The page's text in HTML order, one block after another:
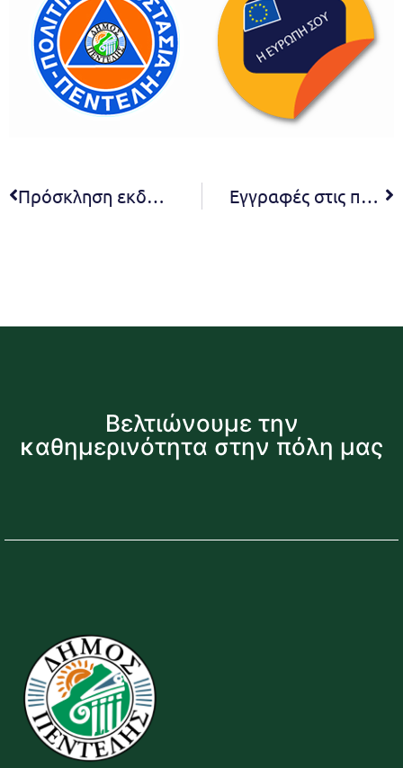
Πρόσκληση εκδήλωσης ενδιαφέροντος με τίτλο «Προμήθεια έτοιμου ψυχρού ασφαλτικού μίγματος του Δήμου Πεντέλης» Εγγραφές στις παιδαγωγικές δομές του Δήμου Πεντέλης (Παιδικοί και Βρεφονηπιακοί Σταθμοί)
Βελτιώνουμε την
καθημερινότητα στην πόλη μας